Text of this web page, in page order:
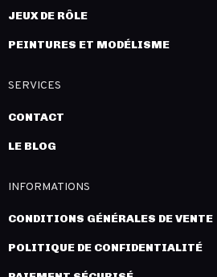
JEUX DE RÔLE
PEINTURES ET MODÉLISME
SERVICES
CONTACT
LE BLOG
INFORMATIONS
CONDITIONS GÉNÉRALES DE VENTE
POLITIQUE DE CONFIDENTIALITÉ